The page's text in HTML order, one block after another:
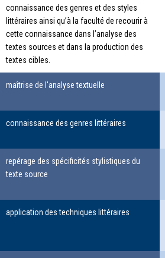
connaissance des genres et des styles
littéraires ainsi qu’à la faculté de recourir à
cette connaissance dans l’analyse des
textes sources et dans la production des
textes cibles.
maîtrise de l'analyse textuelle
connaissance des genres littéraires
repérage des spécificités stylistiques du
texte source
application des techniques littéraires